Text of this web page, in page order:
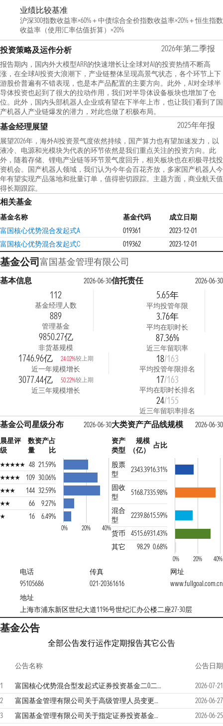
业绩比较基准
沪深300指数收益率×60%＋中债综合全价指数收益率×20%＋恒生指数
收益率（使用汇率估值折算）×20%
投资策略及运作分析 2026年第二季报
报告期内，国内外大模型ARR的快速增长让全球对AI的投资热情不断高
涨，在全球AI投资大浪潮下，产业链整体呈现高景气状态，各个环节上下
游股价普遍有不错表现，也是本产品配置的主要方向。此外，AI对全球半
导体投资也起到了很大的拉动作用，我们对半导体设备板块也增加了仓
位。此外，国内头部机器人企业或有望在下半年上市，也让我们看到了国
产机器人产业链爆发的潜力，对此也做了积极布局。
基金经理展望 2025年年报
展望2026年，海外AI投资景气度依然持续，国产算力也有望加速发力，以
液冷、电源和光模块为代表的环节依然是我们重点关注的投资方向。此
外，随着存储、锂电产业链等环节景气度回升，相关板块也在积极寻找投
资机会。国产机器人领域，我们认为今年会百花齐放，多家国产机器人今
年有望实现产品落地和批量订单，值得密切跟踪。主题方面，商业航天值
得长期跟踪。
相关基金
基金名称 基金代码
成立日期
富国核心优势混合发起式A
019361
2023-12-01
富国核心优势混合发起式C
019362 2023-12-01
基金公司富国基金管理有限公司
基本信息 2026-06-30
112
基金经理人数
889
管理基金
9850.27亿
非货基规模
1746.96亿 24.02%较上期
近一年规模增长
3077.44亿 50.22%较上期
近三年规模增长
信托责任 2026-06-30
5.65年
平均投管年限
3.76年
平均在职时长
87.36%
近三年留职率
18/163
平均投管年限排名
17/163
平均在职时长排名
24/155
近三年留职率排名
基金公司星级分布
2026-06-30
晨星评
级
数
量
资产占
比
48 21.59%
109 30.06%
144 32.59%
66
9.27%
16
6.49%
0% 20% 40%
大类资产产品线规模
2026-06-30
资产
类型
规模
（亿）
占比
股票
型
2343.3916.31%
固收
型
5168.7335.98%
混合
型
2239.8615.59%
货币
4515.6931.43%
其它
98.29 0.68%
0% 20% 40%
电话
95105686
传真
021-20361616
网址
www.fullgoal.com.cn
地址
上海市浦东新区世纪大道1196号世纪汇办公楼二座27-30层
基金公告
全部公告发行运作定期报告其它公告
公告名称 公告日期
1 富国核心优势混合型发起式证券投资基金二0二六年第2季度报告
2026-07-21
2
富国基金管理有限公司关于高级管理人员变更的公告
2026-06-27
3
富国基金管理有限公司关于指定证券投资基金主流动性服务商的公告 2026-06-25